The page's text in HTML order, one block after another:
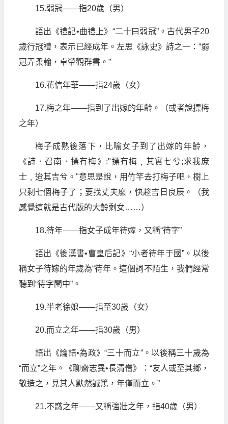
15.弱冠——指20歲（男）
語出《禮記•曲禮上》“二十曰弱冠”。古代男子20
歲行冠禮，表示已經成年。左思《詠史》詩之一：“弱
冠弄柔翰，卓犖觀群書。”
16.花信年華——指24歲（女）
17.梅之年——指到了出嫁的年齡。（或者說摽梅
之年）
梅子成熟後落下，比喻女子到了出嫁的年齡，
《詩．召南．摽有梅》:"摽有梅﹐其實七兮;求我庶
士﹐迨其吉兮。"意思是說，用竹竿去打梅子吧，樹上
只剩七個梅子了；要找丈夫麼，快趁吉日良辰。（我
感覺這就是古代版的大齡剩女……）
18.待年——指女子成年待嫁，又稱“待字”
語出《後漢書•曹皇后記》“小者待年于國”。以後
稱女子待嫁的年歲為“待年。這個詞不陌生，我們經常
聽到“待字閨中”。
19.半老徐娘——指至30歲（女）
20.而立之年——指30歲（男）
語出《論語•為政》“三十而立”。以後稱三十歲為
“而立”之年。《聊齋志異•長清僧》：“友人或至其鄉，
敬造之，見其人默然誠篤，年僅而立。”
21.不惑之年——又稱強壯之年，指40歲（男）